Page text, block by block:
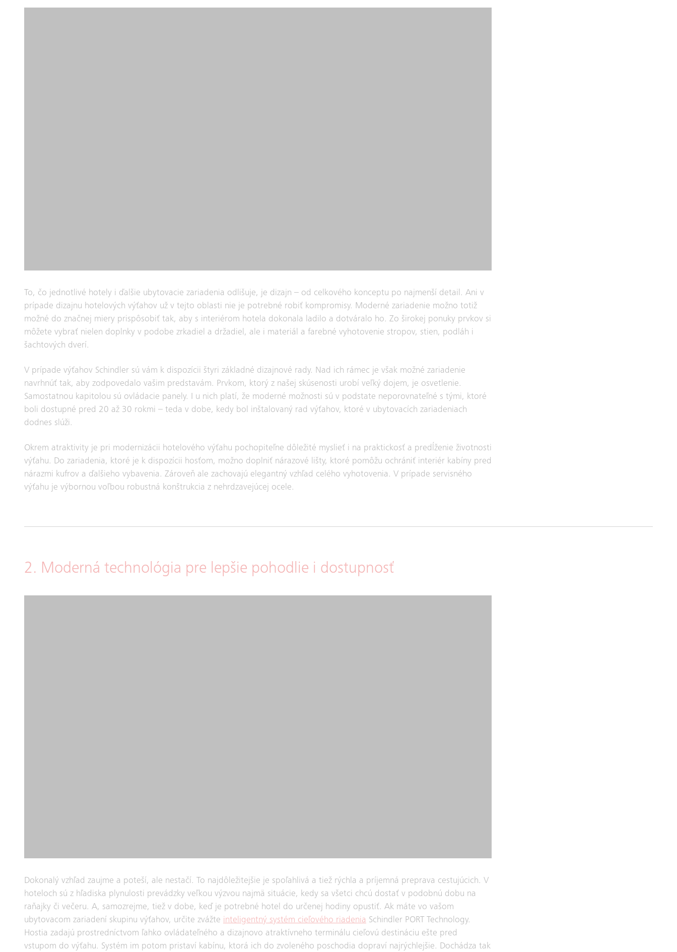
To, čo jednotlivé hotely i ďalšie ubytovacie zariadenia odlišuje, je dizajn – od celkového konceptu po najmenší detail. Ani v
prípade dizajnu hotelových výťahov už v tejto oblasti nie je potrebné robiť kompromisy. Moderné zariadenie možno totiž
možné do značnej miery prispôsobiť tak, aby s interiérom hotela dokonala ladilo a dotváralo ho. Zo širokej ponuky prvkov si
môžete vybrať nielen doplnky v podobe zrkadiel a držadiel, ale i materiál a farebné vyhotovenie stropov, stien, podláh i
šachtových dverí.
V prípade výťahov Schindler sú vám k dispozícii štyri základné dizajnové rady. Nad ich rámec je však možné zariadenie
navrhnúť tak, aby zodpovedalo vašim predstavám. Prvkom, ktorý z našej skúsenosti urobí veľký dojem, je osvetlenie.
Samostatnou kapitolou sú ovládacie panely. I u nich platí, že moderné možnosti sú v podstate neporovnateľné s tými, ktoré
boli dostupné pred 20 až 30 rokmi – teda v dobe, kedy bol inštalovaný rad výťahov, ktoré v ubytovacích zariadeniach
dodnes slúži.
Okrem atraktivity je pri modernizácii hotelového výťahu pochopiteľne dôležité myslieť i na praktickosť a predĺženie životnosti
výťahu. Do zariadenia, ktoré je k dispozícii hosťom, možno doplniť nárazové lišty, ktoré pomôžu ochrániť interiér kabíny pred
nárazmi kufrov a ďalšieho vybavenia. Zároveň ale zachovajú elegantný vzhľad celého vyhotovenia. V prípade servisného
výťahu je výbornou voľbou robustná konštrukcia z nehrdzavejúcej ocele.
2. Moderná technológia pre lepšie pohodlie i dostupnosť
Dokonalý vzhľad zaujme a poteší, ale nestačí. To najdôležitejšie je spoľahlivá a tiež rýchla a príjemná preprava cestujúcich. V
hoteloch sú z hľadiska plynulosti prevádzky veľkou výzvou najmä situácie, kedy sa všetci chcú dostať v podobnú dobu na
raňajky či večeru. A, samozrejme, tiež v dobe, keď je potrebné hotel do určenej hodiny opustiť. Ak máte vo vašom
ubytovacom zariadení skupinu výťahov, určite zvážte inteligentný systém cieľového riadenia Schindler PORT Technology.
Hostia zadajú prostredníctvom ľahko ovládateľného a dizajnovo atraktívneho terminálu cieľovú destináciu ešte pred
vstupom do výťahu. Systém im potom pristaví kabínu, ktorá ich do zvoleného poschodia dopraví najrýchlejšie. Dochádza tak